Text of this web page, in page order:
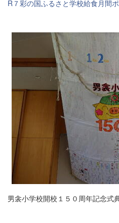
R７彩の国ふるさと学校給食月間
男衾小学校開校１５０周年記念式